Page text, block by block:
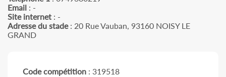
Email : -
Site internet : -
Adresse du stade: 20 Rue Vauban, 93160 NOISY LE
GRAND
Code compétition : 319518